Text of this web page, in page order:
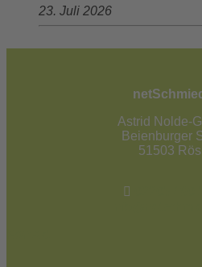
23. Juli 2026
Astrid Nolde-
Beienburger
51503